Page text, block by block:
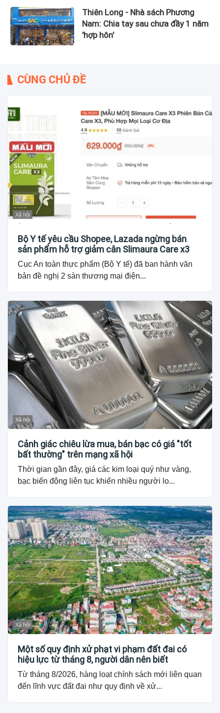
Thiên Long - Nhà sách Phương
Nam: Chia tay sau chưa đầy 1 năm
'hợp hôn'
CÙNG CHỦ ĐỀ
Xã hội
Bộ Y tế yêu cầu Shopee, Lazada ngừng bán
sản phẩm hỗ trợ giảm cân Slimaura Care x3
Cục An toàn thực phẩm (Bộ Y tế) đã ban hành văn
bản đề nghị 2 sàn thương mại điện...
Xã hội
Cảnh giác chiêu lừa mua, bán bạc có giá "tốt
bất thường" trên mạng xã hội
Thời gian gần đây, giá các kim loại quý như vàng,
bạc biến động liên tục khiến nhiều người lo...
Xã hội
Một số quy định xử phạt vi phạm đất đai có
hiệu lực từ tháng 8, người dân nên biết
Từ tháng 8/2026, hàng loạt chính sách mới liên quan
đến lĩnh vực đất đai như quy định về xử...